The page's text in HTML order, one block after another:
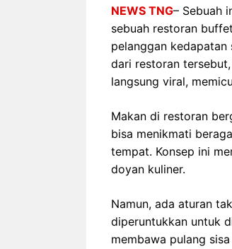
NEWS TNG– Sebuah
sebuah restoran
pelanggan
dari restoran
langsung viral,
Makan di restoran
bisa menikmati
tempat. Konsep ini
doyan kuliner.
Namun, ada aturan
diperuntukkan untuk
membawa pulang